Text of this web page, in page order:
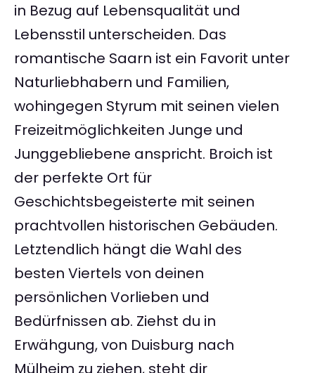
in Bezug auf Lebensqualität und
Lebensstil unterscheiden. Das
romantische Saarn ist ein Favorit unter
Naturliebhabern und Familien,
wohingegen Styrum mit seinen vielen
Freizeitmöglichkeiten Junge und
Junggebliebene anspricht. Broich ist
der perfekte Ort für
Geschichtsbegeisterte mit seinen
prachtvollen historischen Gebäuden.
Letztendlich hängt die Wahl des
besten Viertels von deinen
persönlichen Vorlieben und
Bedürfnissen ab. Ziehst du in
Erwähgung, von Duisburg nach